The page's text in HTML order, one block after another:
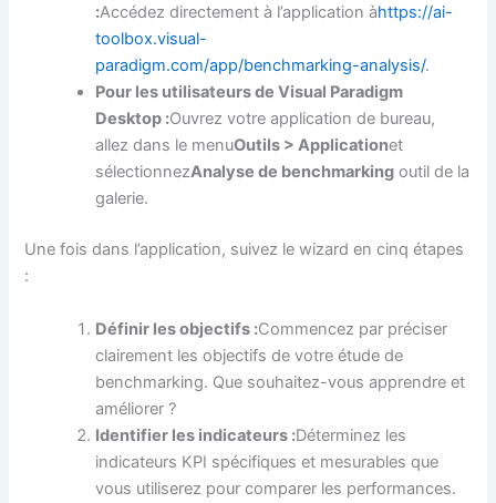
:Accédez directement à l’application àhttps://ai-
toolbox.visual-
paradigm.com/app/benchmarking-analysis/.
Pour les utilisateurs de Visual Paradigm
Desktop :Ouvrez votre application de bureau,
allez dans le menuOutils > Applicationet
sélectionnezAnalyse de benchmarking outil de la
galerie.
Une fois dans l’application, suivez le wizard en cinq étapes
:
Définir les objectifs :Commencez par préciser
clairement les objectifs de votre étude de
benchmarking. Que souhaitez-vous apprendre et
améliorer ?
Identifier les indicateurs :Déterminez les
indicateurs KPI spécifiques et mesurables que
vous utiliserez pour comparer les performances.